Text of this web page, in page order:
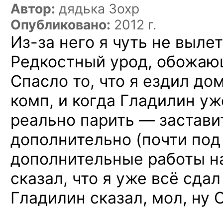
Автор: дядька Зохр
Опубликовано: 2012 г.
Из-за него я чуть не
Редкостный урод,
Спасло то, что я ездил
комп, и когда Гладилин
реально парить —
дополнительно (почти
дополнительные работы
сказал, что я уже всё
Гладилин сказал, мол, ну